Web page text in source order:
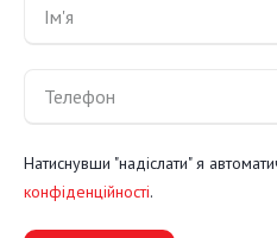
Натиснувши "надіслати" я
конфіденційності.